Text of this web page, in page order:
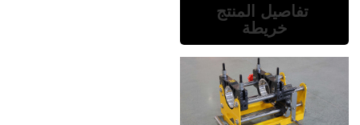
تفاصيل المنتج
خريطة